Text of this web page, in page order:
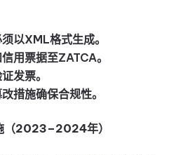
以XML格式生成。
用票据至ZATCA。
发票。
措施确保合规性。
（2023–2024年）